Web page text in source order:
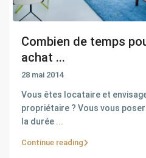
Combien de temps
achat ...
28 mai 2014
Vous êtes locataire et
propriétaire ? Vous vous
la durée ...
Continue reading